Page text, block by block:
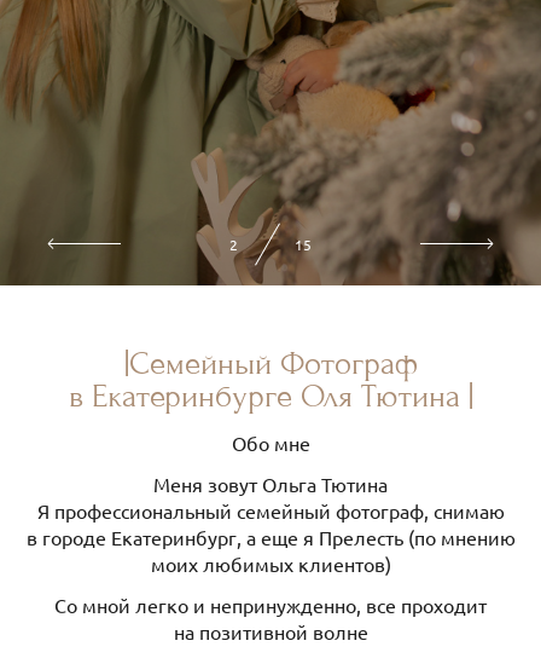
3 15
|Семейный Фотограф
в Екатеринбурге Оля Тютина |
Обо мне
Меня зовут Ольга Тютина
Я профессиональный семейный фотограф, снимаю
в городе Екатеринбург, а еще я Прелесть (по мнению
моих любимых клиентов)
Со мной легко и непринужденно, все проходит
на позитивной волне